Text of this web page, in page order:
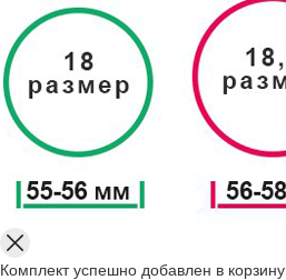
Комплект успешно добавлен в корзину